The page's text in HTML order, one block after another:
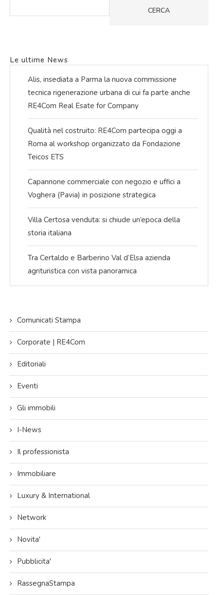
CERCA
Le ultime News
Alis, insediata a Parma la nuova commissione
tecnica rigenerazione urbana di cui fa parte anche
RE4Com Real Esate for Company
Qualità nel costruito: RE4Com partecipa oggi a
Roma al workshop organizzato da Fondazione
Teicos ETS
Capannone commerciale con negozio e uffici a
Voghera (Pavia) in posizione strategica
Villa Certosa venduta: si chiude un’epoca della
storia italiana
Tra Certaldo e Barberino Val d’Elsa azienda
agrituristica con vista panoramica
Comunicati Stampa
Corporate | RE4Com
Editoriali
Eventi
Gli immobili
I-News
Il professionista
Immobiliare
Luxury & International
Network
Novita'
Pubblicita'
RassegnaStampa